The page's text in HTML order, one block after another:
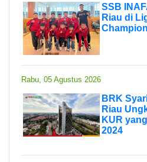
SSB
Riau di
Rabu, 05 Agustus 2026
BRK
Riau
KUR
2024